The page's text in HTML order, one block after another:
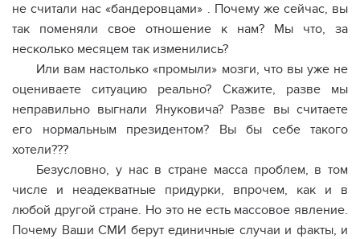
не считали нас «бандеровцами» . Почему же сейчас, вы
так поменяли свое отношение к нам? Мы что, за
несколько месяцем так изменились?
Или вам настолько «промыли» мозги, что вы уже не
оцениваете ситуацию реально? Скажите, разве мы
неправильно выгнали Януковича? Разве вы считаете
его нормальным президентом? Вы бы себе такого
хотели???
Безусловно, у нас в стране масса проблем, в том
числе и неадекватные придурки, впрочем, как и в
любой другой стране. Но это не есть массовое явление.
Почему Ваши СМИ берут единичные случаи и факты, и